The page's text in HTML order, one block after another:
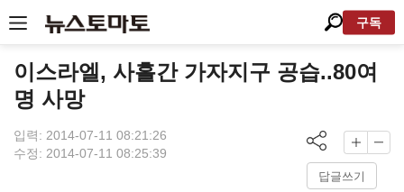
구독
이스라엘, 사흘간 가자지구 공습..80여
명 사망
입력: 2014-07-11 08:21:26
수정: 2014-07-11 08:25:39
답글쓰기